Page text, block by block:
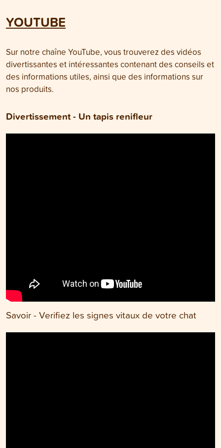
YOUTUBE
Sur notre chaîne YouTube, vous trouverez des vidéos
divertissantes et intéressantes contenant des conseils et
des informations utiles, ainsi que des informations sur
nos produits.
Divertissement - Un tapis renifleur
Savoir - Verifiez les signes vitaux de votre chat